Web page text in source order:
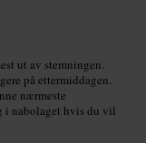
ut av stemningen.
på ettermiddagen.
nærmeste
i nabolaget hvis du vil